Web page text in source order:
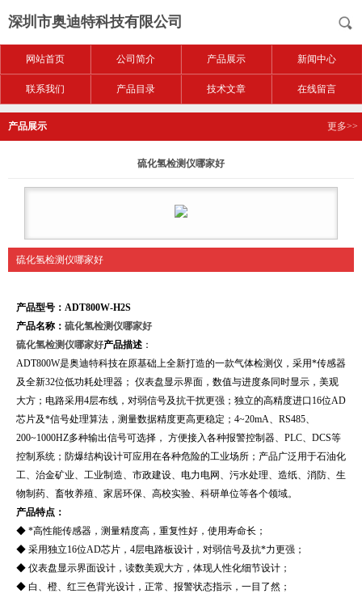
深圳市奥迪特科技有限公司
网站首页 公司简介 产品展示 新闻中心
联系我们 产品目录 技术文章 在线留言
产品展示 更多>>
硫化氢检测仪哪家好
硫化氢检测仪哪家好
产品型号：ADT800W-H2S
产品名称： 硫化氢检测仪哪家好
硫化氢检测仪哪家好产品描述 ：
ADT800W是奥迪特科技在原基础上全新打造的一款气体检测仪，采用*传感器
及全新32位低功耗处理器； 仪表盘显示界面，数值与进度条同时显示，美观
大方；电路采用4层布线，对弱信号及抗干扰更强；独立的高精度进口16位AD
芯片及*信号处理算法，测量数据精度更高更稳定；4~20mA、RS485、
200~1000HZ多种输出信号可选择， 方便接入各种报警控制器、PLC、DCS等
控制系统；防爆结构设计可应用在各种危险的工业场所；产品广泛用于石油化
工、治金矿业、工业制造、市政建设、电力电网、污水处理、造纸、消防、生
物制药、畜牧养殖、家居环保、高校实验、科研单位等各个领域。
产品特点：
◆ *高性能传感器，测量精度高，重复性好，使用寿命长；
◆ 采用独立16位AD芯片，4层电路板设计，对弱信号及抗*力更强；
◆ 仪表盘显示界面设计，读数美观大方，体现人性化细节设计；
◆ 白、橙、红三色背光设计，正常、报警状态指示，一目了然；